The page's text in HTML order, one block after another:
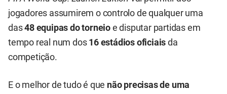
jogadores assumirem o controlo de qualquer uma
das48 equipas do torneio e disputar partidas em
tempo real num dos 16 estádios oficiais da
competição.
E o melhor de tudo é que não precisas de uma